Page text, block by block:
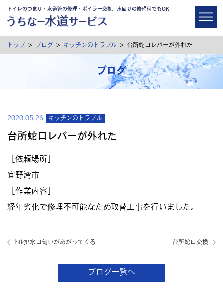
トイレのつまり・水道管の修理・ボイラー交換、水回りの修理何でもOK
トップ > ブログ > キッチンのトラブル > 台所蛇口レバーが外れた
ブログ
2020.05.26 キッチンのトラブル
台所蛇口レバーが外れた
［依頼場所］
宜野湾市
［作業内容］
経年劣化で修理不可能なため取替工事を行いました。
ﾄｲﾚ排水口匂いがあがってくる 台所蛇口交換
ブログ一覧へ